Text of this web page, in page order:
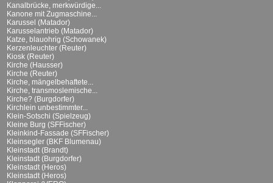
Kanalbrücke, merkwürdige...
Kanone mit Zugmaschine...
Karussel (Matador)
Karusselantrieb (Matador)
Katze, blauohrig (Schowanek)
Kerzenleuchter (Reuter)
Kiosk (Reuter)
Kirche (Hausser)
Kirche (Reuter)
Kirche, mängelbehaftete...
Kirche, transmoslemische...
Kirche? (Burgdorfer)
Kirchlein unbestimmter...
Klein-Sotschi (Spielzeug)
Kleine Burg (SFFischer)
Kleinkind-Fassade (SFFischer)
Kleinsegler (BKF Blumenau)
Kleinstadt (Brandt)
Kleinstadt (Burgdorfer)
Kleinstadt (Heros)
Kleinstadt (Heros)